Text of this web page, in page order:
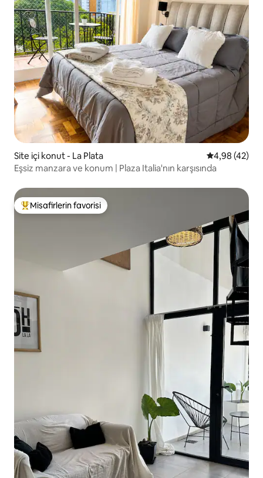
Site içi konut - La Plata 5 üzerinden
4,98 (42)
Eşsiz manzara ve konum | Plaza Italia'nın karşısında
Misafirlerin favorilerinden en beğenilenler arasında
Misafirlerin favorisi